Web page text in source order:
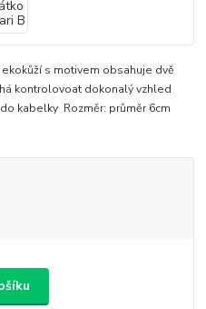
s motivem obsahuje dvě
kontrolovoat dokonalý vzhled
kabelky Rozměr: průměr 6cm